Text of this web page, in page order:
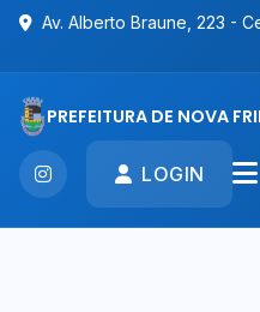
Av. Alberto Braune, 223 -
PREFEITURA DE NOVA
LOGIN